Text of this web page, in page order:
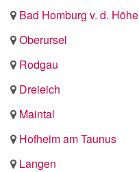
Bad Homburg v. d. Höhe
Oberursel
Rodgau
Dreieich
Maintal
Hofheim am Taunus
Langen